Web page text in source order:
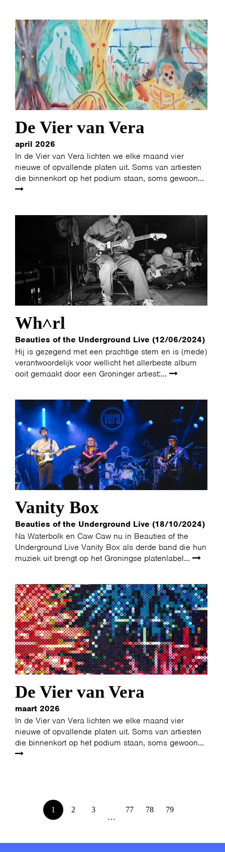
De Vier van Vera
april 2026
In de Vier van Vera lichten we elke maand vier
nieuwe of opvallende platen uit. Soms van artiesten
die binnenkort op het podium staan, soms gewoon...
Wh˄rl
Beauties of the Underground Live (12/06/2024)
Hij is gezegend met een prachtige stem en is (mede)
verantwoordelijk voor wellicht het allerbeste album
ooit gemaakt door een Groninger artiest:...
Vanity Box
Beauties of the Underground Live (18/10/2024)
Na Waterbolk en Caw Caw nu in Beauties of the
Underground Live Vanity Box als derde band die hun
muziek uit brengt op het Groningse platenlabel...
De Vier van Vera
maart 2026
In de Vier van Vera lichten we elke maand vier
nieuwe of opvallende platen uit. Soms van artiesten
die binnenkort op het podium staan, soms gewoon...
1 2
3
…
77 78 79